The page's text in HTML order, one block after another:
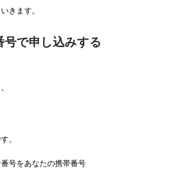
きます。
号で申し込みする
。
号をあなたの携帯番号